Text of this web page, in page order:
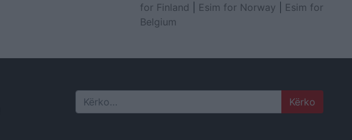
for Finland
Esim for Norway
Esim for
Belgium
Search